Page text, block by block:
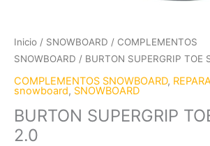
Inicio / SNOWBOARD / COMPLEMENTOS
SNOWBOARD / BURTON SUPERGRIP TOE
COMPLEMENTOS SNOWBOARD,
snowboard, SNOWBOARD
BURTON SUPERGRIP
2.0